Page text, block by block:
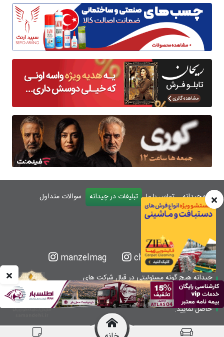
درباره چیدانه تماس با ما تبلیغات در چیدانه
سوالات متداول
ورود
chidaneh
manzelmag
چیدانه هیچ گونه مسئولیتی در قبال شرکت های
معرفی شده ندارد.
قبل از اقدام به خرید کالا یا خدمات اطمینان کافی را
حاصل نمایید.